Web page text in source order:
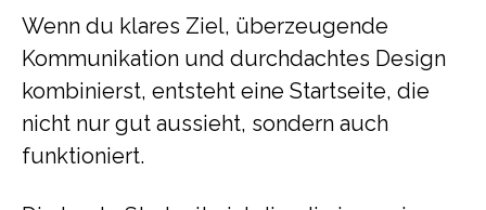
Wenn du klares Ziel, überzeugende
Kommunikation und durchdachtes Design
kombinierst, entsteht eine Startseite, die
nicht nur gut aussieht, sondern auch
funktioniert.